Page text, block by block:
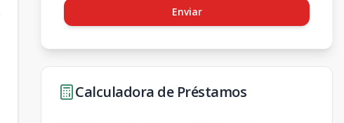
Enviar
Calculadora de Préstamos